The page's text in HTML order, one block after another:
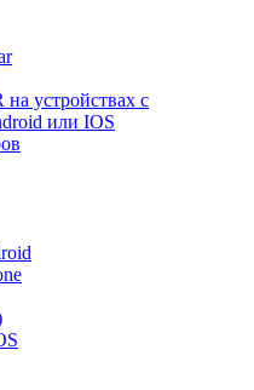
устройствах с
или IOS